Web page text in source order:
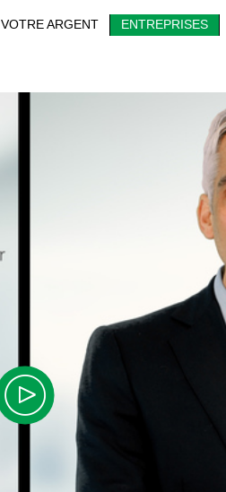
VOTRE ARGENT ENTREPRISES